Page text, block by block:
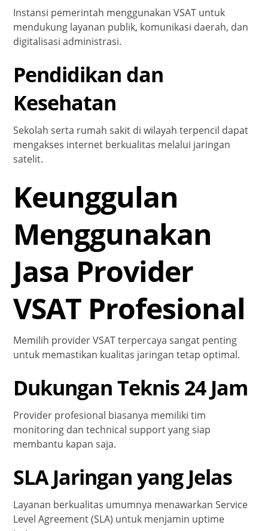
Instansi pemerintah menggunakan VSAT untuk
mendukung layanan publik, komunikasi daerah, dan
digitalisasi administrasi.
Pendidikan dan
Kesehatan
Sekolah serta rumah sakit di wilayah terpencil dapat
mengakses internet berkualitas melalui jaringan
satelit.
Keunggulan
Menggunakan
Jasa Provider
VSAT Profesional
Memilih provider VSAT terpercaya sangat penting
untuk memastikan kualitas jaringan tetap optimal.
Dukungan Teknis 24 Jam
Provider profesional biasanya memiliki tim
monitoring dan technical support yang siap
membantu kapan saja.
SLA Jaringan yang Jelas
Layanan berkualitas umumnya menawarkan Service
Level Agreement (SLA) untuk menjamin uptime